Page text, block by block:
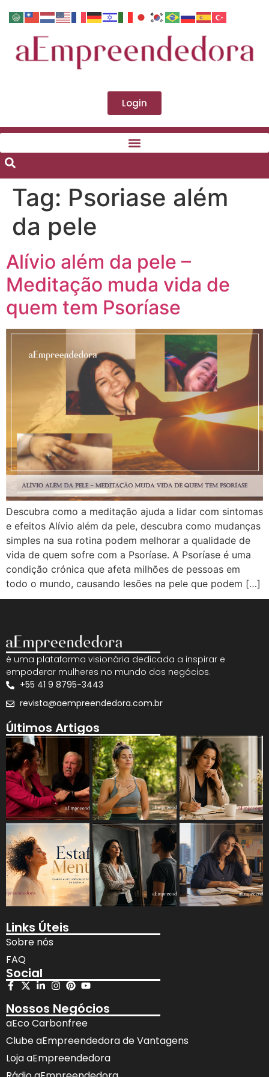
Login
Tag: Psoriase além
da pele
Alívio além da pele –
Meditação muda vida de
quem tem Psoríase
Descubra como a meditação ajuda a lidar com sintomas
e efeitos Alívio além da pele, descubra como mudanças
simples na sua rotina podem melhorar a qualidade de
vida de quem sofre com a Psoríase. A Psoríase é uma
condição crónica que afeta milhões de pessoas em
todo o mundo, causando lesões na pele que podem […]
é uma plataforma visionária dedicada a inspirar e
empoderar mulheres no mundo dos negócios.
+55 41 9 8795-3443
revista@aempreendedora.com.br
Últimos Artigos
Links Úteis
Sobre nós
FAQ
Social
Nossos Negócios
aEco Carbonfree
Clube aEmpreendedora de Vantagens
Loja aEmpreendedora